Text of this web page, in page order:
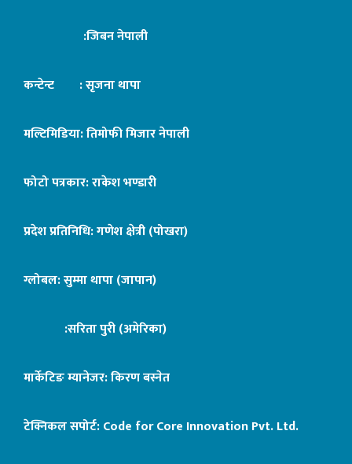
:जिबन नेपाली
कन्टेन्ट : सृजना थापा
मल्टिमिडिया: तिमोफी मिजार नेपाली
फोटो पत्रकार: राकेश भण्डारी
प्रदेश प्रतिनिधि: गणेश क्षेत्री (पोखरा)
ग्लोबल: सुम्मा थापा (जापान)
:सरिता पुरी (अमेरिका)
मार्केटिङ म्यानेजर: किरण बस्नेत
टेक्निकल सपोर्ट:Code for Core Innovation Pvt. Ltd.